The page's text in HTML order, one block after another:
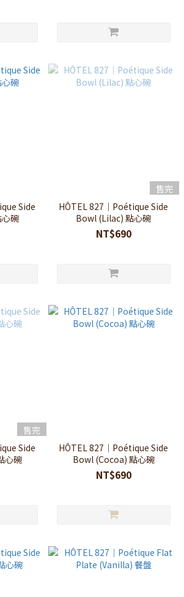
Side
碗
售完
HÔTEL 827｜Poétique Side
Bowl (Lilac) 點心碗
NT$690
售完
Side
心碗
HÔTEL 827｜Poétique Side
Bowl (Cocoa) 點心碗
NT$690